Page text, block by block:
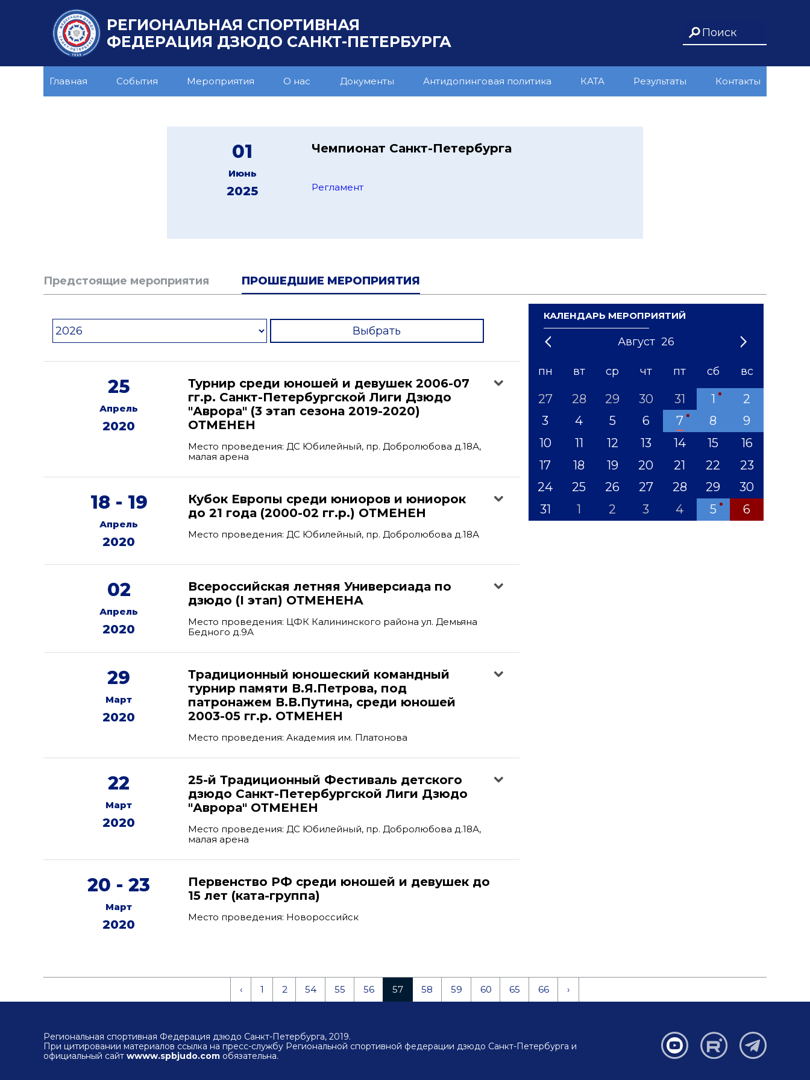
РЕГИОНАЛЬНАЯ СПОРТИВНАЯ
ФЕДЕРАЦИЯ ДЗЮДО САНКТ-ПЕТЕРБУРГА
Главная События Мероприятия О нас Документы Антидопинговая политика КАТА Результаты Контакты
01
Июнь
2025
Чемпионат Санкт-Петербурга
Регламент
Предстоящие мероприятия ПРОШЕДШИЕ МЕРОПРИЯТИЯ
Выбрать
25
Апрель
2020
Турнир среди юношей и девушек 2006-07
гг.р. Санкт-Петербургской Лиги Дзюдо
"Аврора" (3 этап сезона 2019-2020)
ОТМЕНЕН
Место проведения: ДС Юбилейный, пр. Добролюбова д.18А,
малая арена
18 - 19
Апрель
2020
Кубок Европы среди юниоров и юниорок
до 21 года (2000-02 гг.р.) ОТМЕНЕН
Место проведения: ДС Юбилейный, пр. Добролюбова д.18А
02
Апрель
2020
Всероссийская летняя Универсиада по
дзюдо (I этап) ОТМЕНЕНА
Место проведения: ЦФК Калининского района ул. Демьяна
Бедного д.9А
29
Март
2020
Традиционный юношеский командный
турнир памяти В.Я.Петрова, под
патронажем В.В.Путина, среди юношей
2003-05 гг.р. ОТМЕНЕН
Место проведения: Академия им. Платонова
22
Март
2020
25-й Традиционный Фестиваль детского
дзюдо Санкт-Петербургской Лиги Дзюдо
"Аврора" ОТМЕНЕН
Место проведения: ДС Юбилейный, пр. Добролюбова д.18А,
малая арена
20 - 23
Март
2020
Первенство РФ среди юношей и девушек до
15 лет (ката-группа)
Место проведения: Новороссийск
КАЛЕНДАРЬ МЕРОПРИЯТИЙ
Август 26
1 3 5 8 10 12
'21 '23 '24 '25 '26 '27 '28 '29 '31
пн вт ср чт пт сб вс
27 28 29 30 31 1
2
3
4 5 6 7 8
9
10
11 12 13 14 15
16
17
18 19 20 21 22
23
24
25 26 27 28 29
30
31
1 2 3 4 5 6
‹ 1 2 54 55 56 57 58 59 60 65 66 ›
Региональная спортивная Федерация дзюдо Санкт-Петербурга, 2019.
При цитировании материалов ссылка на пресс-службу Региональной спортивной федерации дзюдо Санкт-Петербурга и
официальный сайт wwww.spbjudo.com обязательна.